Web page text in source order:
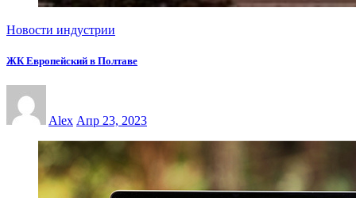
Новости индустрии
ЖК Европейский в Полтаве
Alex Апр 23, 2023